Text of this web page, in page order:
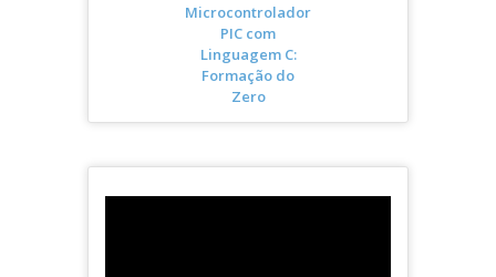
Microcontrolador
PIC com
Linguagem C:
Formação do
Zero